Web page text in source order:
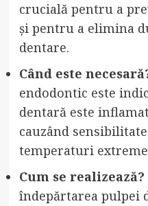
crucială pentru a
și pentru a elimina
dentare.
Când este
endodontic este
dentară este
cauzând
temperaturi
Cum se realizează?
îndepărtarea pulpei